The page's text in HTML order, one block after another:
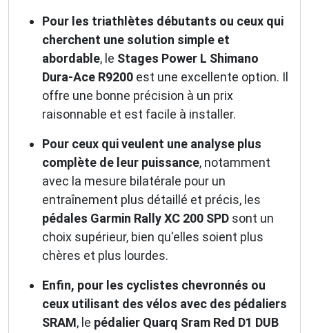
Pour les triathlètes débutants ou ceux qui
cherchent une solution simple et
abordable, le Stages Power L Shimano
Dura-Ace R9200 est une excellente option. Il
offre une bonne précision à un prix
raisonnable et est facile à installer.
Pour ceux qui veulent une analyse plus
complète de leur puissance, notamment
avec la mesure bilatérale pour un
entraînement plus détaillé et précis, les
pédales Garmin Rally XC 200 SPD sont un
choix supérieur, bien qu'elles soient plus
chères et plus lourdes.
Enfin, pour les cyclistes chevronnés ou
ceux utilisant des vélos avec des pédaliers
SRAM, le pédalier Quarq Sram Red D1 DUB